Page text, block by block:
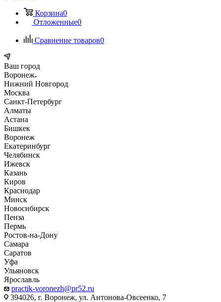
Корзина0
Отложенные0
Сравнение товаров0
Ваш город
Воронеж
Нижний Новгород
Москва
Санкт-Петербург
Алматы
Астана
Бишкек
Воронеж
Екатеринбург
Челябинск
Ижевск
Казань
Киров
Краснодар
Минск
Новосибирск
Пенза
Пермь
Ростов-на-Дону
Самара
Саратов
Уфа
Ульяновск
Ярославль
practik-voronezh@pr52.ru
394026, г. Воронеж, ул. Антонова-Овсеенко, 7